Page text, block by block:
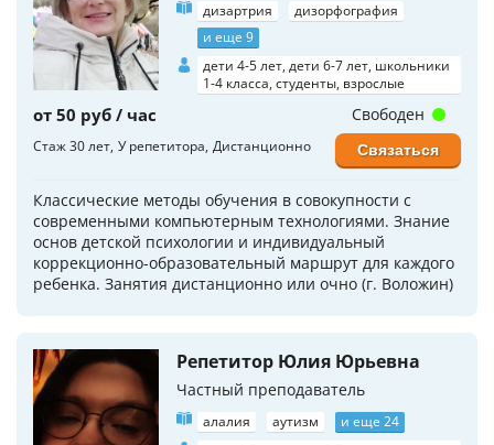
дизартрия
дизорфография
и еще 9
дети 4-5 лет, дети 6-7 лет, школьники
1-4 класса, студенты, взрослые
от 50 руб / час
Стаж 30 лет У репетитора Дистанционно
Классические методы обучения в совокупности с
современными компьютерным технологиями. Знание
основ детской психологии и индивидуальный
коррекционно-образовательный маршрут для каждого
ребенка. Занятия дистанционно или очно (г. Воложин)
Свободен
Связаться
Репетитор Юлия Юрьевна
Частный преподаватель
алалия аутизм
и еще 24